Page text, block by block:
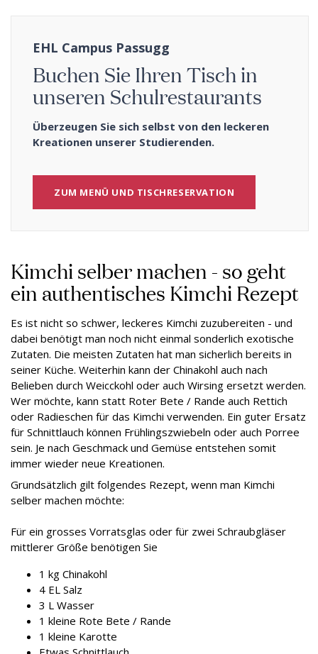
EHL Campus Passugg
Buchen Sie Ihren Tisch in
unseren Schulrestaurants
Überzeugen Sie sich selbst von den leckeren
Kreationen unserer Studierenden.
ZUM MENÜ UND TISCHRESERVATION
Kimchi selber machen - so geht
ein authentisches Kimchi Rezept
Es ist nicht so schwer, leckeres Kimchi zuzubereiten - und
dabei benötigt man noch nicht einmal sonderlich exotische
Zutaten. Die meisten Zutaten hat man sicherlich bereits in
seiner Küche. Weiterhin kann der Chinakohl auch nach
Belieben durch Weicckohl oder auch Wirsing ersetzt werden.
Wer möchte, kann statt Roter Bete / Rande auch Rettich
oder Radieschen für das Kimchi verwenden. Ein guter Ersatz
für Schnittlauch können Frühlingszwiebeln oder auch Porree
sein. Je nach Geschmack und Gemüse entstehen somit
immer wieder neue Kreationen.
Grundsätzlich gilt folgendes Rezept, wenn man Kimchi
selber machen möchte:
Für ein grosses Vorratsglas oder für zwei Schraubgläser
mittlerer Größe benötigen Sie
1 kg Chinakohl
4 EL Salz
3 L Wasser
1 kleine Rote Bete / Rande
1 kleine Karotte